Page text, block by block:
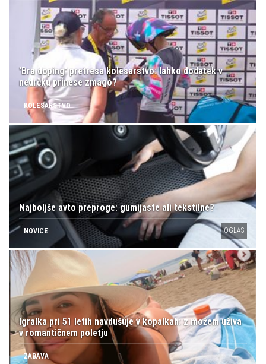
'Bra doping' pretresa kolesarstvo: lahko dodatek v
nedrčku prinese zmago?
KOLESARSTVO
Najboljše avto preproge: gumijaste ali tekstilne?
NOVICE OGLAS
Igralka pri 51 letih navdušuje v kopalkah: z možem uživa
v romantičnem poletju
ZABAVA